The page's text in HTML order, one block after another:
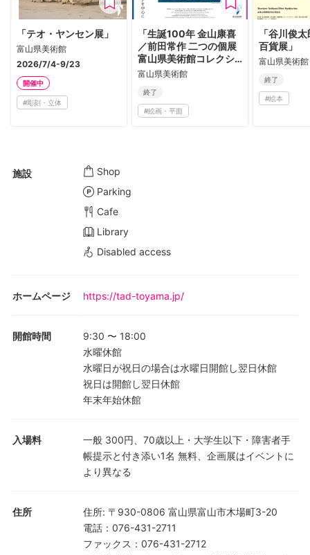
「テオ・ヤンセン展」
富山県美術館
2026/7/4-9/23
開催中
#彫刻・立体
「生誕100年 金山康喜
／前田常作 二つの個展
富山県美術館コレクシ
ョンを中心に」
富山県美術館
終了
#絵画・平面
「谷川俊
百貨展」
富山県美術館
終了
#絵本
施設
Shop
Parking
Cafe
Library
Disabled access
ホームページ https://tad-toyama.jp/
開館時間 9:30 〜 18:00
水曜休館
水曜日が祝日の場合は水曜日開館し翌日休館
祝日は開館し翌日休館
年末年始休館
入場料
一般 300円、70歳以上・大学生以下・障害者手
帳提示と付き添い1名 無料、企画展はイベントに
より異なる
住所 住所: 〒930-0806 富山県富山市木場町3-20
電話 ： 076-431-2711
ファックス ： 076-431-2712